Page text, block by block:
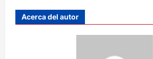
Acerca del autor